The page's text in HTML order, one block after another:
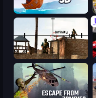
Ships 3D
Lethal Sniper 3D: Army Soldier